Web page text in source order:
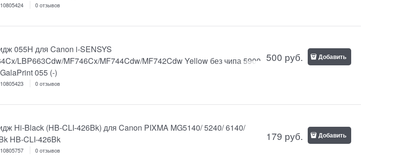
10805424 0 отзывов
055H для Canon i-SENSYS
LBP663Cdw/MF746Cx/MF744Cdw/MF742Cdw Yellow без чипа 5900
055 (-)
10805423 0 отзывов
500 руб. Добавить
Hi-Black (HB-CLI-426Bk) для Canon PIXMA MG5140/ 5240/ 6140/
HB-CLI-426Bk
10805757 0 отзывов
179 руб. Добавить